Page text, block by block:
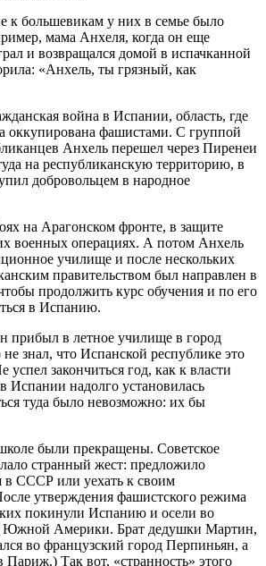
к большевикам у них в семье было
мама Анхеля, когда он еще
и возвращался домой в испачканной
«Анхель, ты грязный, как
война в Испании, область, где
оккупирована фашистами. С группой
Анхель перешел через Пиренеи
на республиканскую территорию, в
добровольцем в народное
на Арагонском фронте, в защите
военных операциях. А потом Анхель
училище и после нескольких
правительством был направлен в
продолжить курс обучения и по его
в Испанию.
прибыл в летное училище в город
знал, что Испанской республике это
закончиться год, как к власти
Испании надолго установилась
туда было невозможно: их бы
были прекращены. Советское
странный жест: предложило
в СССР или уехать к своим
утверждения фашистского режима
покинули Испанию и осели во
Южной Америки. Брат дедушки Мартин,
во французский город Перпиньян, а
Так вот, «странность» этого